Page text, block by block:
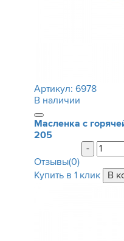
Артикул: 6978
В наличии
Масленка с
205
-
Отзывы(0)
Купить в 1 клик